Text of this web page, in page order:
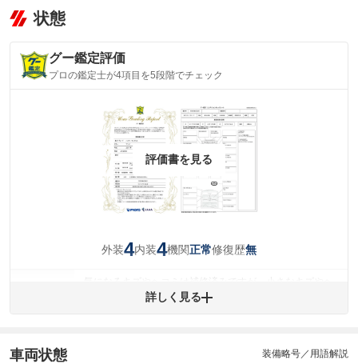
状態
グー鑑定評価
プロの鑑定士が4項目を5段階でチェック
評価書を見る
外装4内装4機関正常修復歴無
コミが残っています。
(内装状態)
詳しく見る
車両状態 装備略号／用語解説